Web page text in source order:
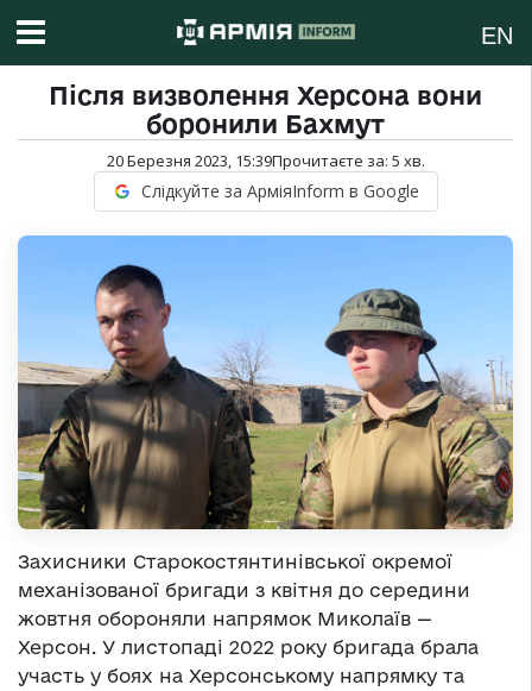
EN
Після визволення Херсона вони
боронили Бахмут
20 Березня 2023, 15:39Прочитаєте за: 5 хв.
Слідкуйте за АрміяInform в Google
Захисники Старокостянтинівської окремої
механізованої бригади з квітня до середини
жовтня обороняли напрямок Миколаїв —
Херсон. У листопаді 2022 року бригада брала
участь у боях на Херсонському напрямку та